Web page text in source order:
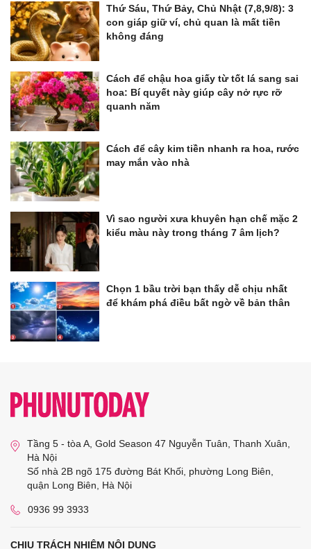
Thứ Sáu, Thứ Bảy, Chủ Nhật (7,8,9/8): 3
con giáp giữ ví, chủ quan là mất tiền
không đáng
Cách để chậu hoa giấy từ tốt lá sang sai
hoa: Bí quyết này giúp cây nở rực rỡ
quanh năm
Cách để cây kim tiền nhanh ra hoa, rước
may mắn vào nhà
Vì sao người xưa khuyên hạn chế mặc 2
kiểu màu này trong tháng 7 âm lịch?
Chọn 1 bầu trời bạn thấy dễ chịu nhất
để khám phá điều bất ngờ về bản thân
Tầng 5 - tòa A, Gold Season 47 Nguyễn Tuân, Thanh Xuân,
Hà Nội
Số nhà 2B ngõ 175 đường Bát Khối, phường Long Biên,
quận Long Biên, Hà Nội
0936 99 3933
CHỊU TRÁCH NHIỆM NỘI DUNG